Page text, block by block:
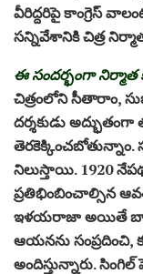
వీరిద్దరిపై కాంగ్రెస్
సన్నివేశానికి చిత్ర
ఈ సందర్భంగా నిర్మాత
చిత్రంలోని సీతారాం,
దర్శకుడు
నిలుస్తాయి. 1920
ప్రతిభింబించాల్సిన
ఇళయరాజా అయితే
ఆయనను సంప్రదించి,
అందిస్తున్నారు.